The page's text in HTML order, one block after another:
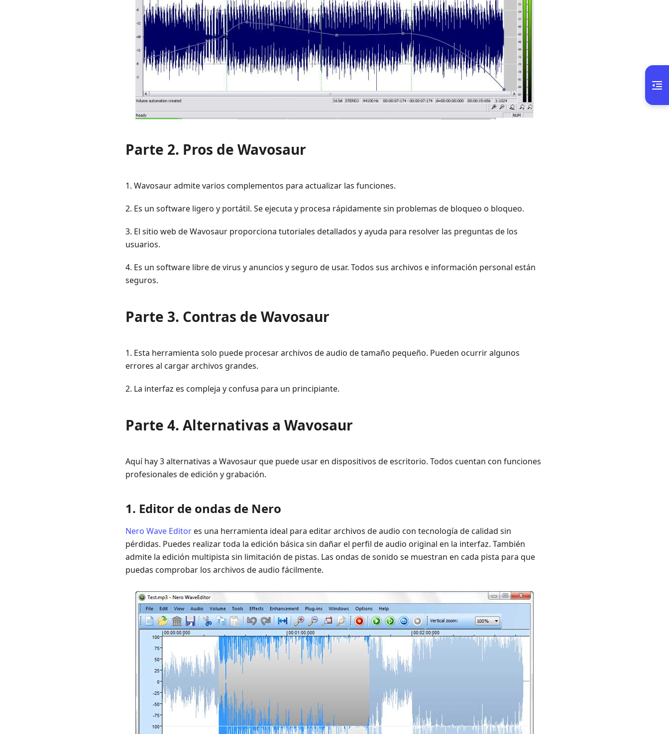
Parte 2. Pros de Wavosaur
1. Wavosaur admite varios complementos para actualizar las funciones.
2. Es un software ligero y portátil. Se ejecuta y procesa rápidamente sin problemas de bloqueo o bloqueo.
3. El sitio web de Wavosaur proporciona tutoriales detallados y ayuda para resolver las preguntas de los
usuarios.
4. Es un software libre de virus y anuncios y seguro de usar. Todos sus archivos e información personal están
seguros.
Parte 3. Contras de Wavosaur
1. Esta herramienta solo puede procesar archivos de audio de tamaño pequeño. Pueden ocurrir algunos
errores al cargar archivos grandes.
2. La interfaz es compleja y confusa para un principiante.
Parte 4. Alternativas a Wavosaur
Aquí hay 3 alternativas a Wavosaur que puede usar en dispositivos de escritorio. Todos cuentan con funciones
profesionales de edición y grabación.
1. Editor de ondas de Nero
Nero Wave Editor es una herramienta ideal para editar archivos de audio con tecnología de calidad sin
pérdidas. Puedes realizar toda la edición básica sin dañar el perfil de audio original en la interfaz. También
admite la edición multipista sin limitación de pistas. Las ondas de sonido se muestran en cada pista para que
puedas comprobar los archivos de audio fácilmente.